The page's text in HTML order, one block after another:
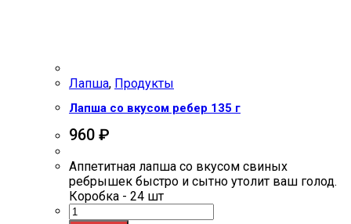
Лапша, Продукты
Лапша со вкусом ребер 135 г
960 ₽
Аппетитная лапша со вкусом свиных
ребрышек быстро и сытно утолит ваш голод.
Коробка - 24 шт
Количество